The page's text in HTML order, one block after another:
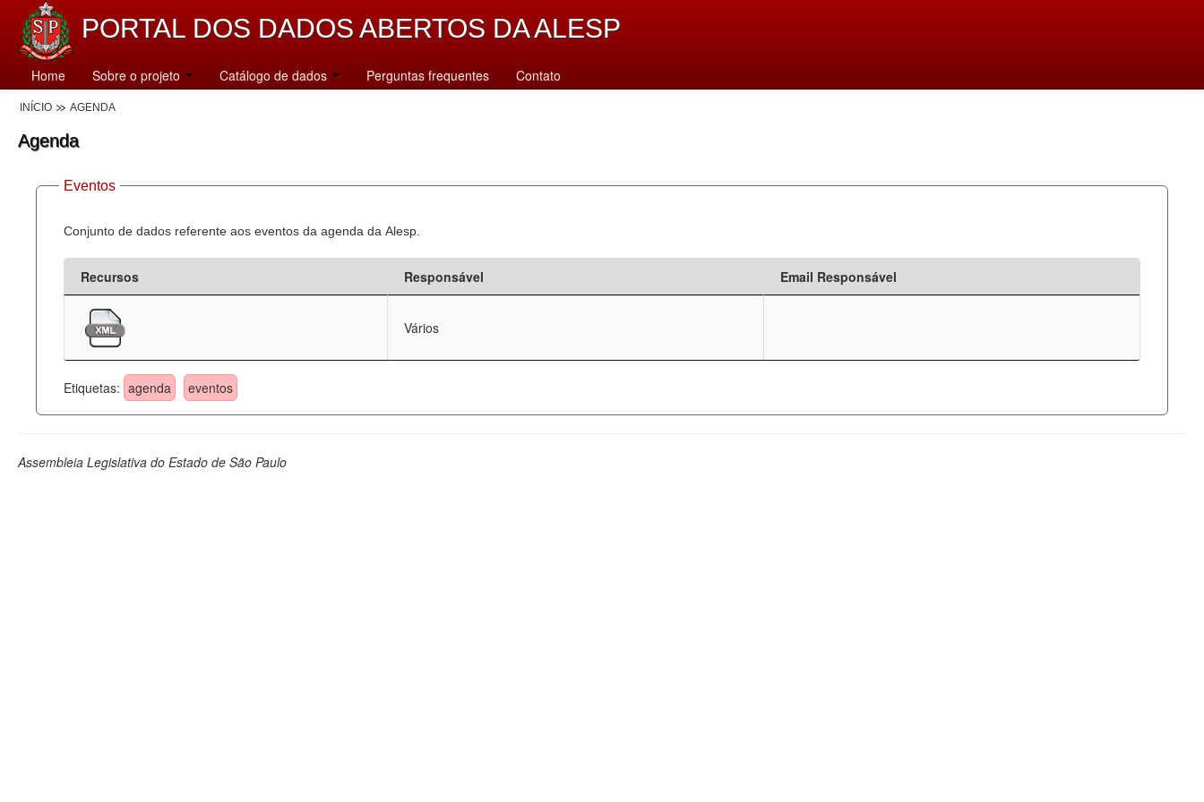
PORTAL DOS DADOS ABERTOS DA ALESP
Home Sobre o projeto Catálogo de dados Perguntas frequentes Contato
INÍCIO AGENDA
Agenda
Eventos
Conjunto de dados referente aos eventos da agenda da Alesp.
Recursos Responsável Email Responsável
Vários
Etiquetas: agenda eventos
Assembleia Legislativa do Estado de São Paulo